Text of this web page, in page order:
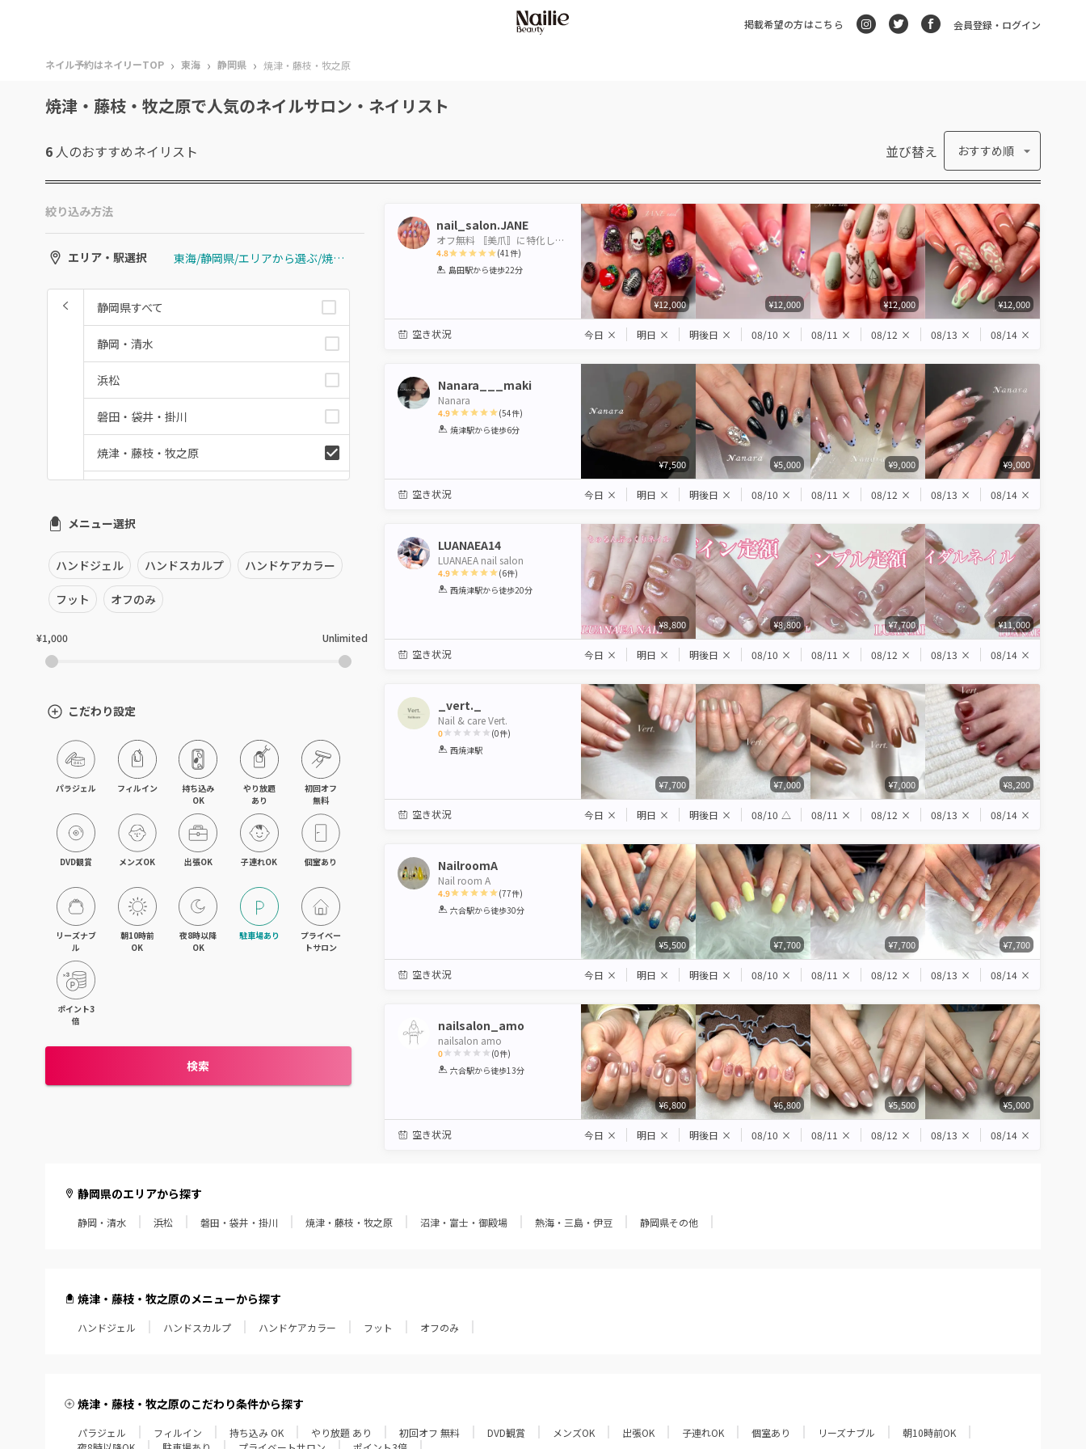
掲載希望の方はこちら 会員登録・ログイン
ネイル予約はネイリーTOP › 東海 › 静岡県 › 焼津・藤枝・牧之原
焼津・藤枝・牧之原で人気のネイルサロン・ネイリスト
6 人のおすすめネイリスト 並び替え おすすめ順
絞り込み方法
エリア・駅選択 東海/静岡県/エリアから選ぶ/焼津・藤枝・牧之原
静岡県すべて
静岡・清水
浜松
磐田・袋井・掛川
焼津・藤枝・牧之原
熱海・三島・伊豆
静岡県その他
メニュー選択
ハンドジェル ハンドスカルプ ハンドケアカラー
フット オフのみ
¥1,000 Unlimited
こだわり設定
パラジェル フィルイン
持ち込み
OK
やり放題
あり
初回オフ
無料
DVD観賞 メンズOK 出張OK 子連れOK 個室あり
リーズナブ
ル
朝10時前
OK
夜8時以降
OK
駐車場あり
プライベー
トサロン
ポイント3
倍
検索
nail_salon.JANE
オフ無料 〚美爪〛に特化したネイルサロン JANE
4.8
1 2 3 4 5
(41件)
島田駅から徒歩22分
¥12,000 ¥12,000 ¥12,000 ¥12,000
空き状況 今日 × 明日 × 明後日 × 08/10 × 08/11 × 08/12 × 08/13 × 08/14 ×
Nanara___maki
Nanara
4.9
1 2 3 4 5
(54件)
焼津駅から徒歩6分
¥7,500 ¥5,000 ¥9,000 ¥9,000
空き状況 今日 × 明日 × 明後日 × 08/10 × 08/11 × 08/12 × 08/13 × 08/14 ×
LUANAEA14
LUANAEA nail salon
4.9
1 2 3 4 5
(6件)
西焼津駅から徒歩20分
¥8,800 ¥8,800 ¥7,700 ¥11,000
空き状況 今日 × 明日 × 明後日 × 08/10 × 08/11 × 08/12 × 08/13 × 08/14 ×
_vert._
Nail & care Vert.
0
1 2 3 4 5
(0件)
西焼津駅
¥7,700 ¥7,000 ¥7,000 ¥8,200
空き状況 今日 × 明日 × 明後日 × 08/10 △ 08/11 × 08/12 × 08/13 × 08/14 ×
NailroomA
Nail room A
4.9
1 2 3 4 5
(77件)
六合駅から徒歩30分
¥5,500 ¥7,700 ¥7,700 ¥7,700
空き状況 今日 × 明日 × 明後日 × 08/10 × 08/11 × 08/12 × 08/13 × 08/14 ×
nailsalon_amo
nailsalon amo
0
1 2 3 4 5
(0件)
六合駅から徒歩13分
¥6,800 ¥6,800 ¥5,500 ¥5,000
空き状況 今日 × 明日 × 明後日 × 08/10 × 08/11 × 08/12 × 08/13 × 08/14 ×
静岡県のエリアから探す
静岡・清水 浜松 磐田・袋井・掛川 焼津・藤枝・牧之原 沼津・富士・御殿場 熱海・三島・伊豆 静岡県その他
焼津・藤枝・牧之原のメニューから探す
ハンドジェル ハンドスカルプ ハンドケアカラー フット オフのみ
焼津・藤枝・牧之原のこだわり条件から探す
パラジェル フィルイン 持ち込み OK やり放題 あり 初回オフ 無料 DVD観賞 メンズOK 出張OK 子連れOK 個室あり リーズナブル
朝10時前OK